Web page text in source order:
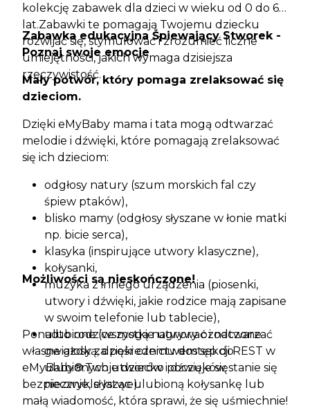
kolekcję zabawek dla dzieci w wieku od 0 do 6
lat.Zabawki te pomagają Twojemu dziecku
rozwijać się, stymulować i zrozumieć liczne
umiejętności, jakich wymaga dzisiejsza
rzeczywistość.
Zabawka edukacyjna Śpiewający Stworek -
Poznaj swoje emocje
Mały potwór, który pomaga zrelaksować się
dzieciom.
Dzięki eMyBaby mama i tata mogą odtwarzać
melodie i dźwięki, które pomagają zrelaksować
się ich dzieciom:
odgłosy natury (szum morskich fal czy
śpiew ptaków),
blisko mamy (odgłosy słyszane w łonie matki
np. bicie serca),
klasyka (inspirujące utwory klasyczne),
kołysanki,
muzyka z innego urządzenia (piosenki,
utwory i dźwięki, jakie rodzice mają zapisane
w swoim telefonie lub tablecie),
ulubione (wszystkie utwory oznaczone
gwiazdką, dzięki czemu dostęp do
ulubionych utworów i dźwięków stanie się
niezwykle łatwe).
Możliwości są nieskończone!
Ponadto rodzice mogą nagrywać i odtwarzać
własne głosy za pośrednictwem sekcji REST w
eMyBaby®.Twoje dziecko poczuje się
bezpiecznie, słysząc ulubioną kołysankę lub
małą wiadomość, która sprawi, że się uśmiechnie!